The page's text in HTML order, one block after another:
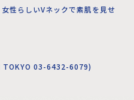
性らしいVネックで素肌を見せ
TOKYO 03-6432-6079)